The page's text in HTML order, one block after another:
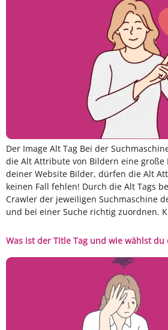
Der Image Alt Tag Bei der
die Alt Attribute von Bildern eine große
deiner Website Bilder, dürfen die Alt
keinen Fall fehlen! Durch die Alt Tags
Crawler der jeweiligen Suchmaschine
und bei einer Suche richtig zuordnen.
Was ist der Title Tag und wie wählst du